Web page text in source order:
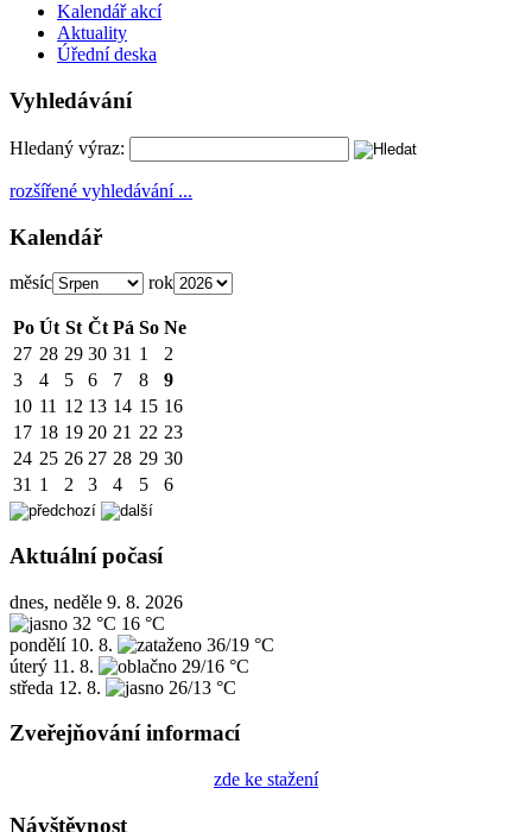
Kalendář akcí
Aktuality
Úřední deska
Vyhledávání
Hledaný výraz:
rozšířené vyhledávání ...
Kalendář
měsíc rok
Po Út St Čt Pá So Ne
27 28 29 30 31 1
2
3
4 5 6 7 8
9
10 11 12 13 14 15 16
17 18 19 20 21 22 23
24 25 26 27 28 29 30
31 1 2 3 4 5 6
Aktuální počasí
dnes, neděle 9. 8. 2026
32 °C 16 °C
pondělí 10. 8.
36/19 °C
úterý 11. 8.
29/16 °C
středa 12. 8. 26/13 °C
Zveřejňování informací
zde ke stažení
Návštěvnost